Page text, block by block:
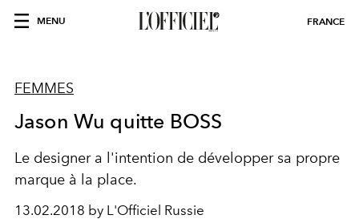
MENU FRANCE
FEMMES
Jason Wu quitte BOSS
Le designer a l'intention de développer sa propre
marque à la place.
13.02.2018 by L'Officiel Russie